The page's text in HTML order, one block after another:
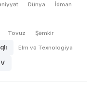
Dünya İdman
Tovuz Şəmkir
Elm və Texnologiya